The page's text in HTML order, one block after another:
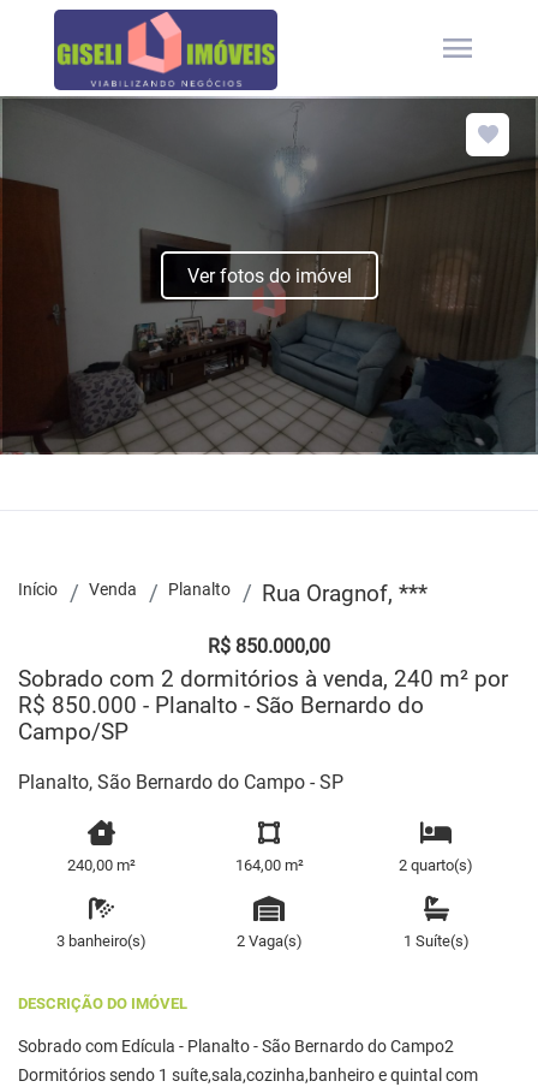
menu
Ver fotos do imóvel
Início Venda Planalto Rua Oragnof, ***
R$ 850.000,00
Sobrado com 2 dormitórios à venda, 240 m² por
R$ 850.000 - Planalto - São Bernardo do
Campo/SP
Planalto, São Bernardo do Campo - SP
240,00 m² 164,00 m² 2 quarto(s)
3 banheiro(s) 2 Vaga(s) 1 Suíte(s)
DESCRIÇÃO DO IMÓVEL
Sobrado com Edícula - Planalto - São Bernardo do Campo2
Dormitórios sendo 1 suíte,sala,cozinha,banheiro e quintal com